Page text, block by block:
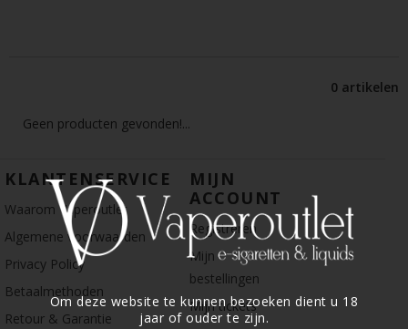
Om deze website te kunnen bezoeken dient u 18
jaar of ouder te zijn.
0 artikelen
Geen producten gevonden!...
KLANTENSERVICE
Waarom Vaperoutlet
Algemene voorwaarden
Privacy Policy
Betaalmethoden
Retour & Garantie
MIJN
ACCOUNT
Registreren
Mijn
bestellingen
Mijn tickets